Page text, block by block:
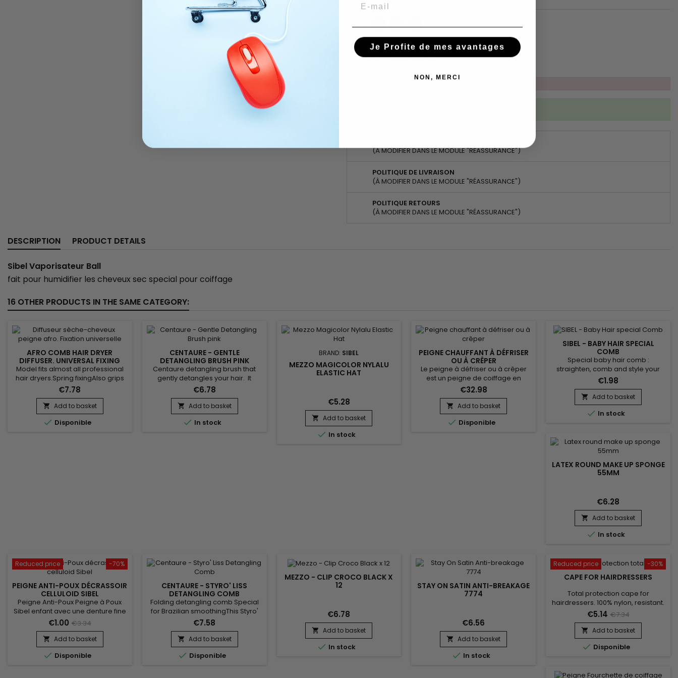
Ask about the product on WhatsApp
Subscribe To When In Stock
(À MODIFIER DANS LE MODULE "RÉASSURANCE")
POLITIQUE DE LIVRAISON
(À MODIFIER DANS LE MODULE "RÉASSURANCE")
POLITIQUE RETOURS
(À MODIFIER DANS LE MODULE "RÉASSURANCE")
DESCRIPTION PRODUCT DETAILS
Sibel Vaporisateur Ball
fait pour humidifier les cheveux sec special pour coiffage
16 OTHER PRODUCTS IN THE SAME CATEGORY:
AFRO COMB HAIR DRYER
DIFFUSER. UNIVERSAL FIXING
Model fits almost all professional
hair dryers.Spring fixingAlso grips
on tapered models with rubber
brakes.The maximum diameter of
your hair dryer should be 50mm
Supplied with additional tip with a
diameter of 47 mm
€7.78
 Add to basket
 Disponible
CENTAURE - GENTLE
DETANGLING BRUSH PINK
Centaure detangling brush that
gently detangles your hair. It
reduces hair loss and breakage of
your ends more than a traditional
brush. It is equipped with soft
bristles which protect your hair
during detangling to guarantee a
€6.78
 Add to basket
 In stock
BRAND: SIBEL
MEZZO MAGICOLOR NYLALU
ELASTIC HAT
€5.28
 Add to basket
 In stock
PEIGNE CHAUFFANT À DÉFRISER
OU À CRÊPER
Le peigne à défriser ou à crêper
est un peigne de coiffage en
céramique chauffant.&nbsp; Il
permet de lisser les cheveux,
d'assouplir les racines de lisser les
cheveux courts au plus près de la
racine sans se brûler et apporter
€32.98
 Add to basket
 Disponible
SIBEL - BABY HAIR SPECIAL
COMB
Special baby hair comb :
straighten, comb and style your
baby hair.&nbsp; The special baby
Hair comb with three different
heads helps you style your unruly
little hair the way you want and with
ease.
€1.98
 Add to basket
 In stock
LATEX ROUND MAKE UP SPONGE
55MM
€6.28
 Add to basket
 In stock
-70%
Reduced price
PEIGNE ANTI-POUX DÉCRASSOIR
CELLULOID SIBEL
Peigne Anti-Poux Peigne à Poux
Sibel enfant avec une denture fine
et extra fine. Il permet ainsi
d'enlever efficacement les lentes
et les poux de tous types de
cheveux,&nbsp;même&nbsp;les
plus fins.&nbsp; Vous pourrez ainsi
€1.00 €3.34
 Add to basket
 Disponible
CENTAURE - STYRO' LISS
DETANGLING COMB
Folding detangling comb Special
for Brazilian smoothingThis Styro'
Liss comb helps hold strands and
facilitates straightening.Allows hair
to avoid tangling during
straightening : the strand is evenly
distributed and smoothed from
€7.58
 Add to basket
 Disponible
MEZZO - CLIP CROCO BLACK X
12
€6.78
 Add to basket
 In stock
STAY ON SATIN ANTI-BREAKAGE
7774
€6.56
 Add to basket
 In stock
-30%
Reduced price
CAPE FOR HAIRDRESSERS
Total protection cape for
hairdressers. 100% nylon, resistant.
€5.14 €7.34
 Add to basket
 Disponible
Je Profite de mes avantages
NON, MERCI